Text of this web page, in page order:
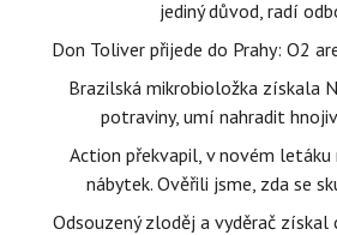
jediný důvod, radí
Don Toliver přijede do Prahy: O2
Brazilská mikrobioložka získala
potraviny, umí nahradit
Action překvapil, v novém
nábytek. Ověřili jsme, zda se
Odsouzený zloděj a vyděrač získal